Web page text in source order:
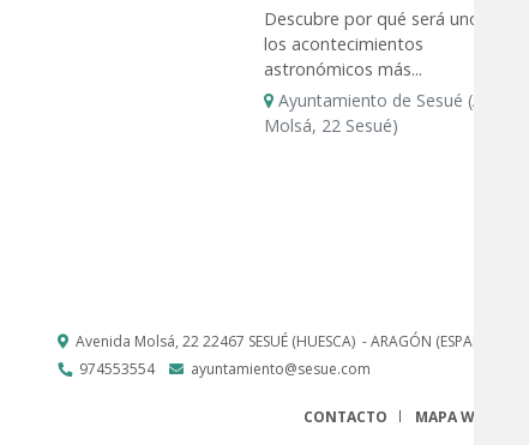
Descubre por qué será uno de
los acontecimientos
astronómicos más...
Ayuntamiento de Sesué (Avda
Molsá, 22 Sesué)
Avenida Molsá, 2222467 SESUÉ (HUESCA) - ARAGÓN (ESPAÑA)
974553554
ayuntamiento@sesue.com
CONTACTO MAPA WEB